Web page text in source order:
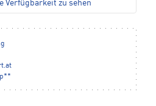
Verfügbarkeit zu sehen